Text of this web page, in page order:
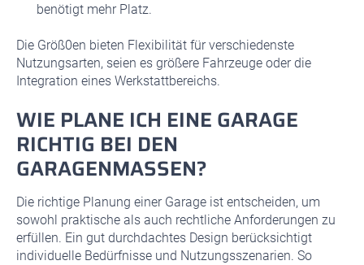
benötigt mehr Platz.
Die Größ0en bieten Flexibilität für verschiedenste
Nutzungsarten, seien es größere Fahrzeuge oder die
Integration eines Werkstattbereichs.
WIE PLANE ICH EINE GARAGE
RICHTIG BEI DEN
GARAGENMASSEN?
Die richtige Planung einer Garage ist entscheiden, um
sowohl praktische als auch rechtliche Anforderungen zu
erfüllen. Ein gut durchdachtes Design berücksichtigt
individuelle Bedürfnisse und Nutzungsszenarien. So